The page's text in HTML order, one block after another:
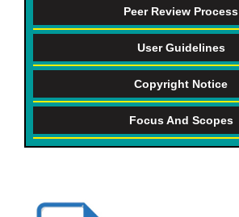
Peer Review Process
User Guidelines
Copyright Notice
Focus And Scopes